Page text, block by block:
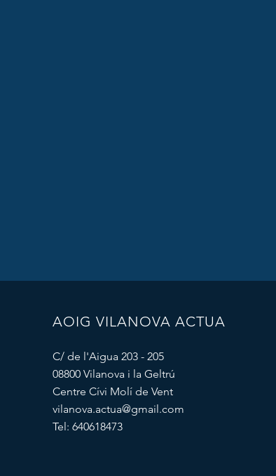
AOIG VILANOVA ACTUA
C/ de l'Aigua 203 - 205
08800 Vilanova i la Geltrú
Centre Cívi Molí de Vent
vilanova.actua@gmail.com
Tel: 640618473